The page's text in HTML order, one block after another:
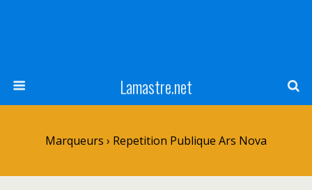
Lamastre.net
Marqueurs › Repetition Publique Ars Nova